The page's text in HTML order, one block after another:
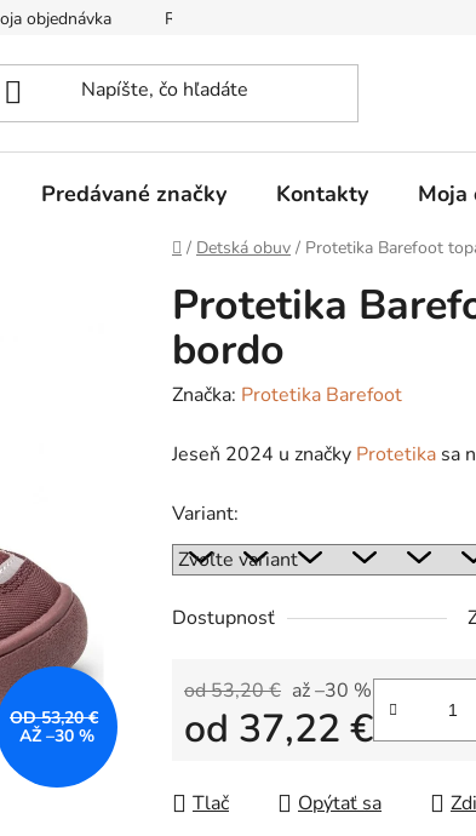
objednávka Reklamačný protokol
Predávané značky Kontakty Moja
Domov
/ Detská obuv / Protetika Barefoot
Protetika
bordo
Značka: Protetika Barefoot
Jeseň 2024 u značky Protetika sa
Variant:
Dostupnosť
od 53,20 € až –30 %
od 37,22 €
Tlač Opýtať sa
OD 53,20 €
AŽ –30 %